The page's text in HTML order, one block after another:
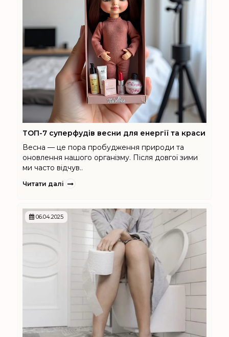
ТОП-7 суперфудів весни для енергії та краси
Весна — це пора пробудження природи та
оновлення нашого організму. Після довгої зими
ми часто відчув..
Читати далі
06.04.2025